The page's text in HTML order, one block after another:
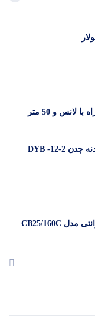
پمپ سم پاش فرقونی 200 لیتری چهار چرخ همراه با لانس و 50 متر